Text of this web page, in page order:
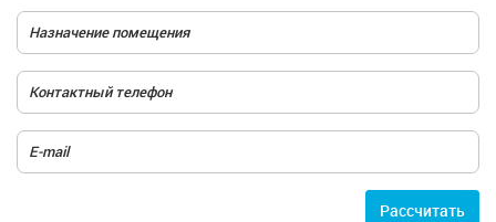
Расcчитать